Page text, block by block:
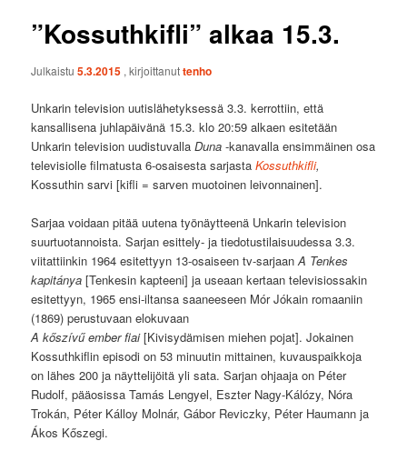
”Kossuthkifli” alkaa 15.3.
Julkaistu5.3.2015 , kirjoittanuttenho
Unkarin television uutislähetyksessä 3.3. kerrottiin, että
kansallisena juhlapäivänä 15.3. klo 20:59 alkaen esitetään
Unkarin television uudistuvallaDuna -kanavalla ensimmäinen osa
televisiolle filmatusta 6-osaisesta sarjasta Kossuthkifli,
Kossuthin sarvi [kifli = sarven muotoinen leivonnainen].
Sarjaa voidaan pitää uutena työnäytteenä Unkarin television
suurtuotannoista. Sarjan esittely- ja tiedotustilaisuudessa 3.3.
viitattiinkin 1964 esitettyyn 13-osaiseen tv-sarjaanA Tenkes
kapitánya [Tenkesin kapteeni] ja useaan kertaan televisiossakin
esitettyyn, 1965 ensi-iltansa saaneeseen Mór Jókain romaaniin
(1869) perustuvaan elokuvaan
A kőszívű ember fiai[Kivisydämisen miehen pojat]. Jokainen
Kossuthkiflin episodi on 53 minuutin mittainen, kuvauspaikkoja
on lähes 200 ja näyttelijöitä yli sata. Sarjan ohjaaja on Péter
Rudolf, pääosissa Tamás Lengyel, Eszter Nagy-Kálózy, Nóra
Trokán, Péter Kálloy Molnár, Gábor Reviczky, Péter Haumann ja
Ákos Kőszegi.